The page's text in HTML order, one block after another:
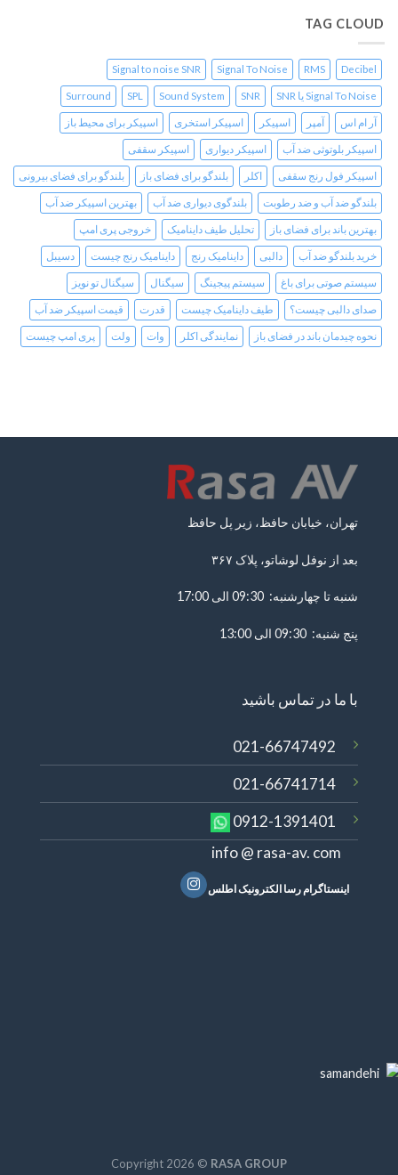
TAG CLOUD
Decibel
RMS
Signal To Noise
Signal to noise SNR
Signal To Noise یا SNR SNR
Sound System
SPL
Surround
آر ام اس آمپر اسپیکر اسپیکر استخری اسپیکر برای محیط باز
اسپیکر بلوتوثی ضد آب اسپیکر دیواری اسپیکر سقفی
اسپیکر فول رنج سقفی اکلر بلندگو برای فضای باز بلندگو برای فضای بیرونی
بلندگو ضد آب و ضد رطوبت بلندگوی دیواری ضد آب بهترین اسپیکر ضد آب
بهترین باند برای فضای باز تحلیل طیف داینامیک خروجی پری امپ
خرید بلندگو ضد آب دالبی داینامیک رنج داینامیک رنج چیست دسیبل
سیستم صوتی برای باغ سیستم پیجینگ سیگنال سیگنال تو نویز
صدای دالبی چیست؟ طیف داینامیک چیست قدرت قیمت اسپیکر ضد آب
نحوه چیدمان باند در فضای باز نمایندگی اکلر وات ولت پری امپ چیست
تهران، خیابان حافظ، زیر پل حافظ
بعد از نوفل لوشاتو، پلاک ۳۶۷
شنبه تا چهارشنبه: 09:30 الی 17:00
پنج شنبه: 09:30 الی 13:00
با ما در تماس باشید
021-66747492
021-66741714
0912-1391401
info @ rasa-av. com
اینستاگرام رسا الکترونیک اطلس
Copyright 2026 © RASA GROUP